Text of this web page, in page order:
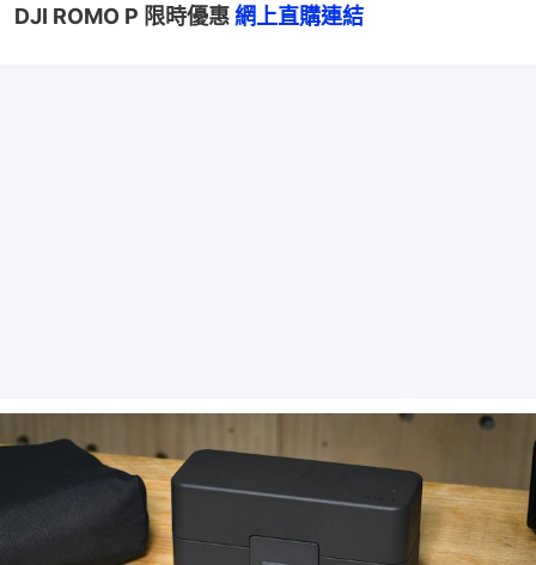
DJI ROMO P 限時優惠 網上直購連結